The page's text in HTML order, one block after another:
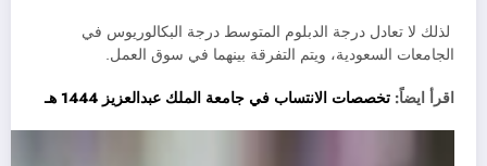
لذلك لا تعادل درجة الدبلوم المتوسط درجة البكالوريوس في
الجامعات السعودية، ويتم التفرقة بينهما في سوق العمل.
اقرأ ايضاً: تخصصات الانتساب في جامعة الملك عبدالعزيز 1444 هـ